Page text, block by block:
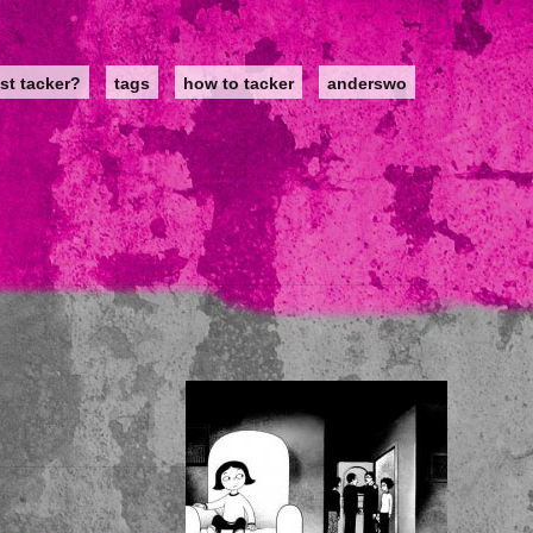
tacker? tags how to tacker anderswo